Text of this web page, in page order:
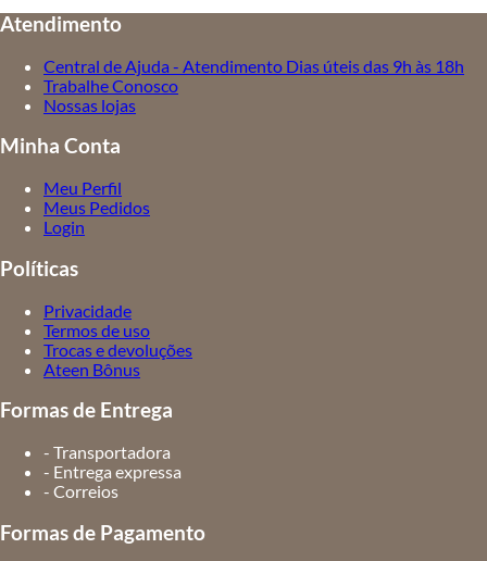
Atendimento
Central de Ajuda - Atendimento Dias úteis das 9h às 18h
Trabalhe Conosco
Nossas lojas
Minha Conta
Meu Perfil
Meus Pedidos
Login
Políticas
Privacidade
Termos de uso
Trocas e devoluções
Ateen Bônus
Formas de Entrega
- Transportadora
- Entrega expressa
- Correios
Formas de Pagamento